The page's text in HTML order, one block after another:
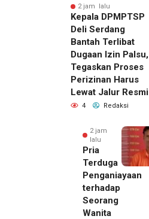
2 jam lalu
Kepala DPMPTSP
Deli Serdang
Bantah Terlibat
Dugaan Izin Palsu,
Tegaskan Proses
Perizinan Harus
Lewat Jalur Resmi
4 Redaksi
2 jam
lalu
Pria
Terduga
Penganiayaan
terhadap
Seorang
Wanita